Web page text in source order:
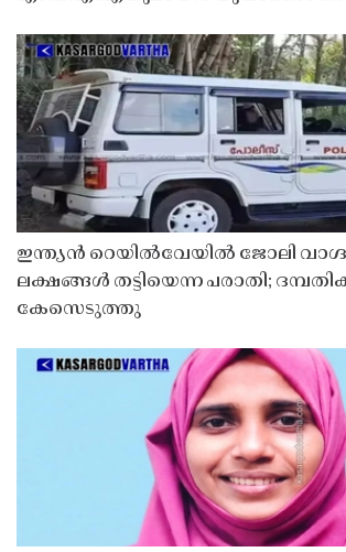
ഇന്ത്യൻ റെയിൽവേയിൽ ജോലി
ലക്ഷങ്ങൾ തട്ടിയെന്ന പരാതി;
കേസെടുത്തു